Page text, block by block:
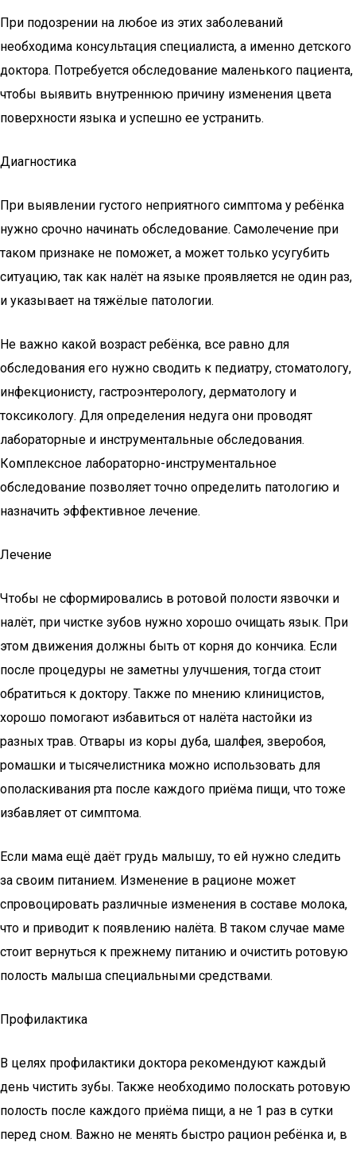
При подозрении на любое из этих заболеваний
необходима консультация специалиста, а именно детского
доктора. Потребуется обследование маленького пациента,
чтобы выявить внутреннюю причину изменения цвета
поверхности языка и успешно ее устранить.
Диагностика
При выявлении густого неприятного симптома у ребёнка
нужно срочно начинать обследование. Самолечение при
таком признаке не поможет, а может только усугубить
ситуацию, так как налёт на языке проявляется не один раз,
и указывает на тяжёлые патологии.
Не важно какой возраст ребёнка, все равно для
обследования его нужно сводить к педиатру, стоматологу,
инфекционисту, гастроэнтерологу, дерматологу и
токсикологу. Для определения недуга они проводят
лабораторные и инструментальные обследования.
Комплексное лабораторно-инструментальное
обследование позволяет точно определить патологию и
назначить эффективное лечение.
Лечение
Чтобы не сформировались в ротовой полости язвочки и
налёт, при чистке зубов нужно хорошо очищать язык. При
этом движения должны быть от корня до кончика. Если
после процедуры не заметны улучшения, тогда стоит
обратиться к доктору. Также по мнению клиницистов,
хорошо помогают избавиться от налёта настойки из
разных трав. Отвары из коры дуба, шалфея, зверобоя,
ромашки и тысячелистника можно использовать для
ополаскивания рта после каждого приёма пищи, что тоже
избавляет от симптома.
Если мама ещё даёт грудь малышу, то ей нужно следить
за своим питанием. Изменение в рационе может
спровоцировать различные изменения в составе молока,
что и приводит к появлению налёта. В таком случае маме
стоит вернуться к прежнему питанию и очистить ротовую
полость малыша специальными средствами.
Профилактика
В целях профилактики доктора рекомендуют каждый
день чистить зубы. Также необходимо полоскать ротовую
полость после каждого приёма пищи, а не 1 раз в сутки
перед сном. Важно не менять быстро рацион ребёнка и, в